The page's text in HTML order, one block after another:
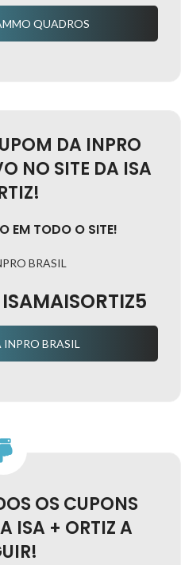
QUADROS
DA INPRO
NO SITE DA ISA
EM TODO O SITE!
ISAMAISORTIZ5
BRASIL
OS CUPONS
ISA + ORTIZ A